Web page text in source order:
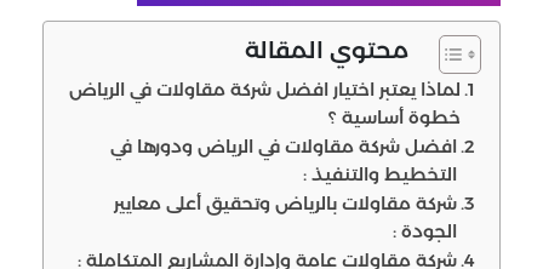
محتوي المقالة
لماذا يعتبر اختيار افضل شركة مقاولات في الرياض
خطوة أساسية ؟
افضل شركة مقاولات في الرياض ودورها في
التخطيط والتنفيذ :
شركة مقاولات بالرياض وتحقيق أعلى معايير
الجودة :
شركة مقاولات عامة وإدارة المشاريع المتكاملة :